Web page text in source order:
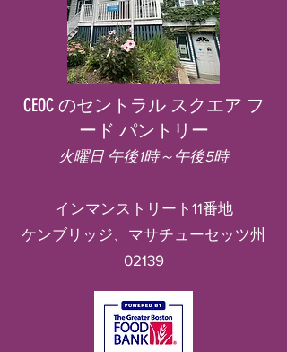
CEOC のセントラル スクエア フ
ード パントリー
火曜日 午後1時～午後5時
インマンストリート11番地
ケンブリッジ、マサチューセッツ州
02139